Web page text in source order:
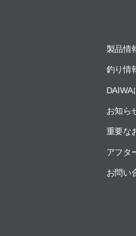
製品情
釣り情
DAIWA
お知ら
重要な
アフタ
お問い